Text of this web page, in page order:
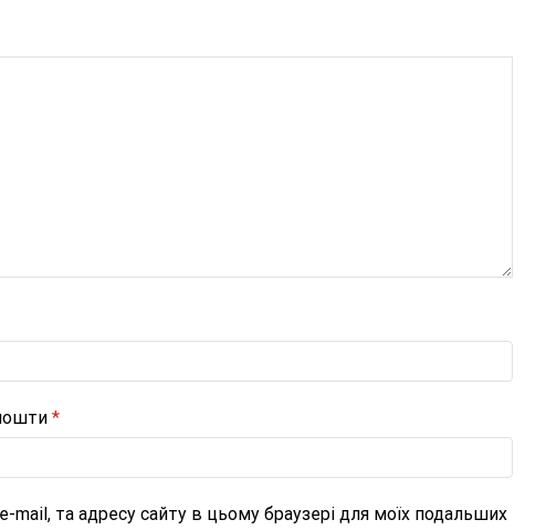
*
mail, та адресу сайту в цьому браузері для моїх подальших